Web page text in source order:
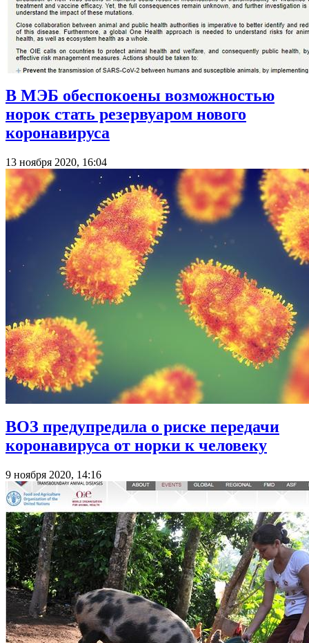
В МЭБ обеспокоены возможностью
норок стать резервуаром нового
коронавируса
13 ноября 2020, 16:04
ВОЗ предупредила о риске передачи
коронавируса от норки к человеку
9 ноября 2020, 14:16